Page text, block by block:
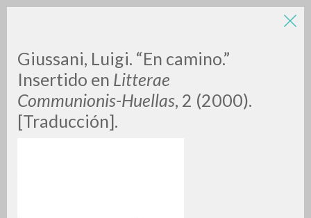
Giussani, Luigi. “En camino.”
Insertido en Litterae
Communionis-Huellas, 2 (2000).
[Traducción].